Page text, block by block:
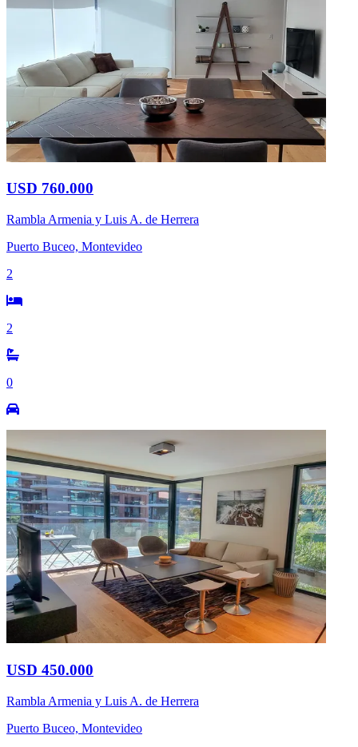
USD 760.000
Rambla Armenia y Luis A. de Herrera
Puerto Buceo, Montevideo
2
2
0
USD 450.000
Rambla Armenia y Luis A. de Herrera
Puerto Buceo, Montevideo